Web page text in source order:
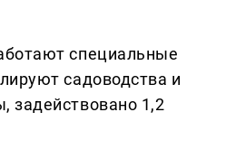
специальные
садоводства и
задействовано 1,2